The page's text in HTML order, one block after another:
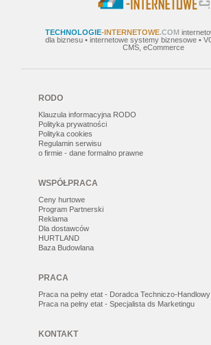
TECHNOLOGIE-INTERNETOWE.COM
dla biznesu • internetowe systemy biznesowe •
CMS, eCommerce
RODO
Klauzula informacyjna RODO
Polityka prywatności
Polityka cookies
Regulamin serwisu
o firmie - dane formalno prawne
WSPÓŁPRACA
Ceny hurtowe
Program Partnerski
Reklama
Dla dostawców
HURTLAND
Baza Budowlana
PRACA
Praca na pełny etat - Doradca Techniczo-Handlowy
Praca na pełny etat - Specjalista ds Marketingu
KONTAKT